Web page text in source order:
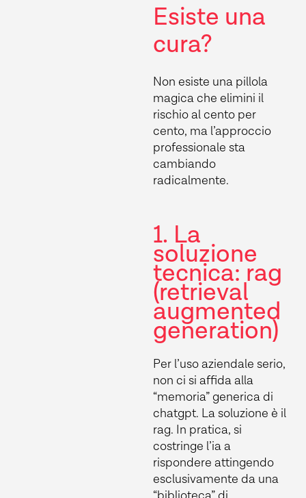
Esiste una
cura?
Non esiste una pillola
magica che elimini il
rischio al cento per
cento, ma l’approccio
professionale sta
cambiando
radicalmente.
1. La
soluzione
tecnica: rag
(retrieval
augmented
generation)
Per l’uso aziendale serio,
non ci si affida alla
“memoria” generica di
chatgpt. La soluzione è il
rag. In pratica, si
costringe l’ia a
rispondere attingendo
esclusivamente da una